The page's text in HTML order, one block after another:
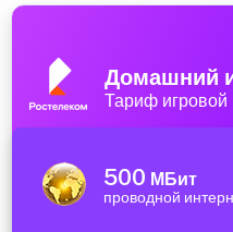
Домашний
Тариф игровой
500 МБит
проводной